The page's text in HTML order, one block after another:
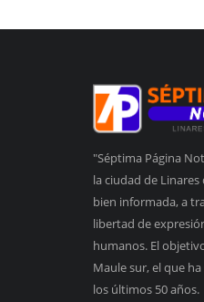
"Séptima Página
la ciudad de
bien informada, a
libertad de
humanos. El
Maule sur, el que
los últimos 50 años.